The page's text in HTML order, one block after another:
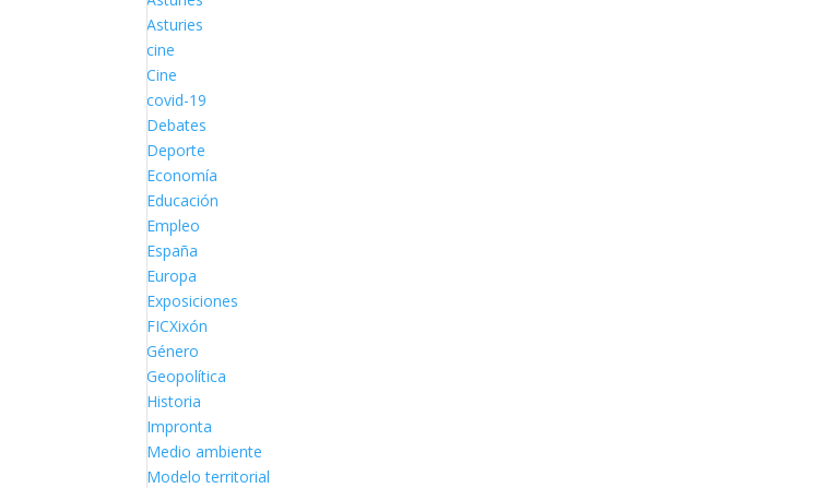
Asturies
cine
Cine
covid-19
Debates
Deporte
Economía
Educación
Empleo
España
Europa
Exposiciones
FICXixón
Género
Geopolítica
Historia
Impronta
Medio ambiente
Modelo territorial